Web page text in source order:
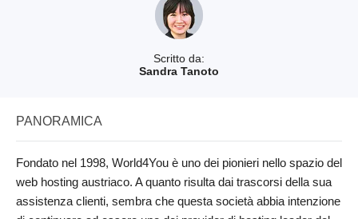
Scritto da:
Sandra Tanoto
PANORAMICA
Fondato nel 1998, World4You è uno dei pionieri nello spazio del
web hosting austriaco. A quanto risulta dai trascorsi della sua
assistenza clienti, sembra che questa società abbia intenzione